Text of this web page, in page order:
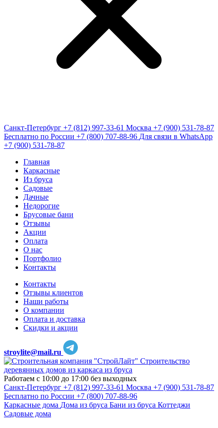
Санкт-Петербург +7 (812) 997-33-61 Москва +7 (900) 531-78-87
Бесплатно по России +7 (800) 707-88-96 Для связи в WhatsApp
+7 (900) 531-78-87
Главная
Каркасные
Из бруса
Садовые
Дачные
Недорогие
Брусовые бани
Отзывы
Акции
Оплата
О нас
Портфолио
Контакты
Контакты
Отзывы клиентов
Наши работы
О компании
Оплата и доставка
Скидки и акции
stroylite@mail.ru
Строительство
деревянных домов из каркаса из бруса
Работаем с 10:00 до 17:00 без выходных
Санкт-Петербург +7 (812) 997-33-61 Москва +7 (900) 531-78-87
Бесплатно по России +7 (800) 707-88-96
Каркасные дома Дома из бруса Бани из бруса Коттеджи
Садовые дома